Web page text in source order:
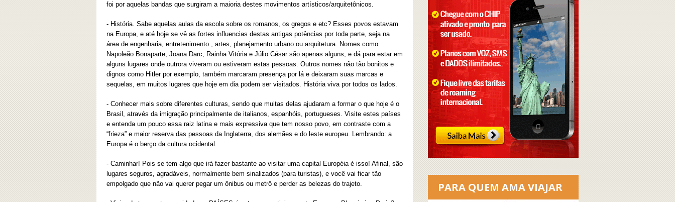
foi por aquelas bandas que surgiram a maioria destes movimentos artísticos/arquitetônicos.
- História. Sabe aquelas aulas da escola sobre os romanos, os gregos e etc? Esses povos estavam
na Europa, e até hoje se vê as fortes influencias destas antigas potências por toda parte, seja na
área de engenharia, entretenimento , artes, planejamento urbano ou arquitetura. Nomes como
Napoleão Bonaparte, Joana Darc, Rainha Vitória e Júlio César são apenas alguns, e dá para estar em
alguns lugares onde outrora viveram ou estiveram estas pessoas. Outros nomes não tão bonitos e
dignos como Hitler por exemplo, também marcaram presença por lá e deixaram suas marcas e
sequelas, em muitos lugares que hoje em dia podem ser visitados. História viva por todos os lados.
- Conhecer mais sobre diferentes culturas, sendo que muitas delas ajudaram a formar o que hoje é o
Brasil, através da imigração principalmente de italianos, espanhóis, portugueses. Visite estes países
e entenda um pouco essa raiz latina e mais expressiva que tem nosso povo, em contraste com a
“frieza” e maior reserva das pessoas da Inglaterra, dos alemães e do leste europeu. Lembrando: a
Europa é o berço da cultura ocidental.
- Caminhar! Pois se tem algo que irá fazer bastante ao visitar uma capital Européia é isso! Afinal, são
lugares seguros, agradáveis, normalmente bem sinalizados (para turistas), e você vai ficar tão
empolgado que não vai querer pegar um ônibus ou metrô e perder as belezas do trajeto.
PARA QUEM AMA VIAJAR